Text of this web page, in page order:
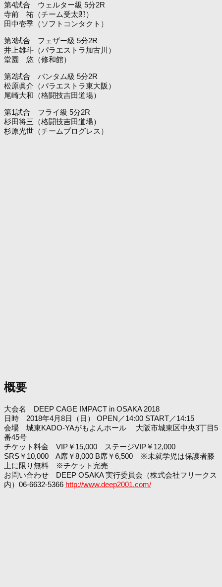
第4試合 ウェルター級 5分2R
寺前 祐（チーム受太郎）
田中壱季（ソフトコンタクト）
第3試合 フェザー級 5分2R
井上雄斗（パラエストラ加古川）
堂園 悠（修和館）
第2試合 バンタム級 5分2R
松原眞介（パラエストラ東大阪）
尾崎大和（格闘技吉田道場）
第1試合 フライ級 5分2R
杉田将三（格闘技吉田道場）
杉原光世（チームプログレス）
概要
大会名 DEEP CAGE IMPACT in OSAKA 2018
日時 2018年4月8日（日） OPEN／14:00 START／14:15
会場 城東KADO-YAがもよんホール 大阪市城東区中央3丁目5
番45号
チケット料金 VIP￥15,000 ステージVIP￥12,000
SRS￥10,000 A席￥8,000 B席￥6,500 ※未就学児は保護者膝
上に限り無料 ※チケット完売
お問い合わせ DEEP OSAKA 実行委員会（株式会社フリークス
内）06-6632-5366 http://www.deep2001.com/